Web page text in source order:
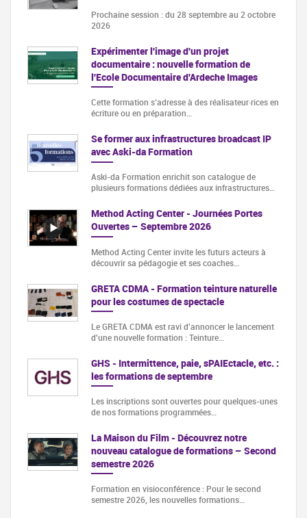
Prochaine session : du 28 septembre au 2 octobre
2026
Expérimenter l'image d'un projet
documentaire : nouvelle formation de
l'Ecole Documentaire d'Ardeche Images
Cette formation s‘adresse à des réalisateur·rices en
écriture ou en préparation…
Se former aux infrastructures broadcast IP
avec Aski-da Formation
Aski-da Formation enrichit son catalogue de
plusieurs formations dédiées aux infrastructures…
Method Acting Center - Journées Portes
Ouvertes – Septembre 2026
Method Acting Center invite les futurs acteurs à
découvrir sa pédagogie et ses coaches…
GRETA CDMA - Formation teinture naturelle
pour les costumes de spectacle
Le GRETA CDMA est ravi d'annoncer le lancement
d'une nouvelle formation : Teinture…
GHS - Intermittence, paie, sPAIEctacle, etc. :
les formations de septembre
Les inscriptions sont ouvertes pour quelques-unes
de nos formations programmées…
La Maison du Film - Découvrez notre
nouveau catalogue de formations – Second
semestre 2026
Formation en visioconférence : Pour le second
semestre 2026, les nouvelles formations…